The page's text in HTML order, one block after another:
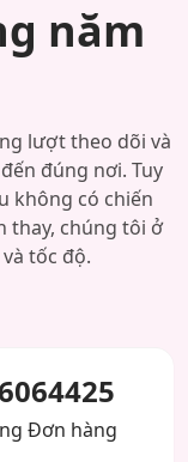
năm
lượt theo dõi và
đúng nơi. Tuy
không có chiến
thay, chúng tôi ở
tốc độ.
Đơn hàng